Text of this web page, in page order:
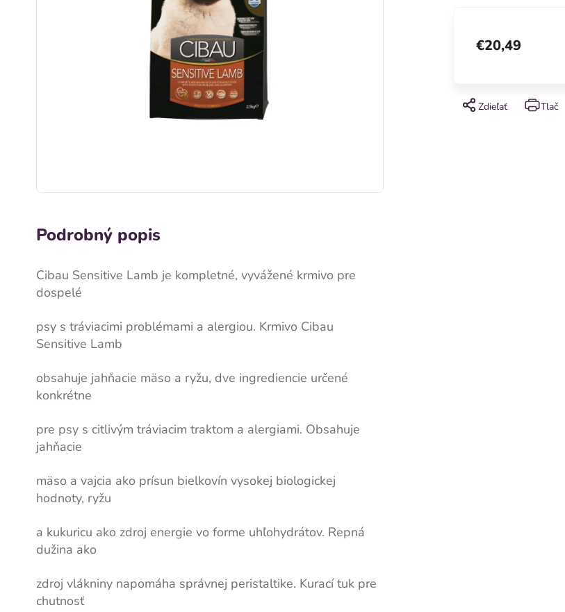
Tlač
Zdieľať
€20,49
Podrobný popis
Cibau Sensitive Lamb je kompletné, vyvážené krmivo pre
dospelé
psy s tráviacimi problémami a alergiou. Krmivo Cibau
Sensitive Lamb
obsahuje jahňacie mäso a ryžu, dve ingrediencie určené
konkrétne
pre psy s citlivým tráviacim traktom a alergiami. Obsahuje
jahňacie
mäso a vajcia ako prísun bielkovín vysokej biologickej
hodnoty, ryžu
a kukuricu ako zdroj energie vo forme uhľohydrátov. Repná
dužina ako
zdroj vlákniny napomáha správnej peristaltike. Kurací tuk pre
chutnosť